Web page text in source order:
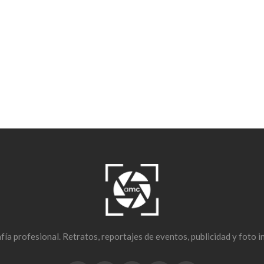
profesional. Retratos, reportajes de eventos, publicidad y foto